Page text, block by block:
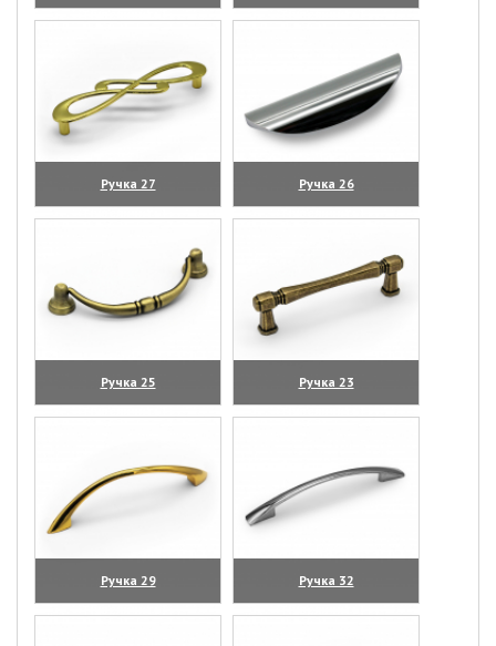
(увеличить)
(увеличить)
Ручка 27
(увеличить)
Ручка 26
(увеличить)
Ручка 25
(увеличить)
Ручка 23
(увеличить)
Ручка 29
(увеличить)
Ручка 32
(увеличить)